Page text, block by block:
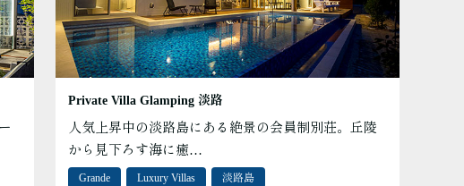
Private Villa Glamping 淡路
人気上昇中の淡路島にある絶景の会員制別荘。丘陵
から見下ろす海に癒…
Grande Luxury Villas 淡路島